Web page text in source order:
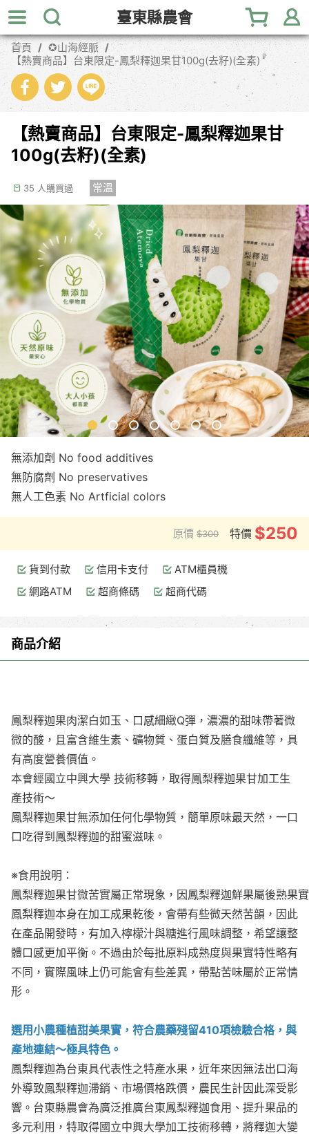
跳
到
主
內
臺東縣農會
首頁
✪山海經脈
【熱賣商品】台東限定-鳳梨釋迦果甘100g(去籽)(全素)
【熱賣商品】台東限定-鳳梨釋迦果甘
100g(去籽)(全素)
35 人購買過 常溫
無添加劑 No food additives
無防腐劑 No preservatives
無人工色素 No Artficial colors
原價 $300 特價 $250
貨到付款 信用卡支付
ATM櫃員機
網路ATM
超商條碼 超商代碼
商品介紹
鳳梨釋迦果肉潔白如玉、口感細緻Q彈，濃濃的甜味帶著微
微的酸，且富含維生素、礦物質、蛋白質及膳食纖維等，具
有高度營養價值。
本會經國立中興大學 技術移轉，取得鳳梨釋迦果甘加工生
產技術～
鳳梨釋迦果甘無添加任何化學物質，簡單原味最天然，一口
口吃得到鳳梨釋迦的甜蜜滋味。
※食用說明：
鳳梨釋迦果甘微苦實屬正常現象，因鳳梨釋迦鮮果屬後熟果
鳳梨釋迦本身在加工成果乾後，會帶有些微天然苦韻，因此
在產品開發時，有加入檸檬汁與糖進行風味調整，希望讓整
體口感更加平衡。不過由於每批原料成熟度與果實特性略有
不同，實際風味上仍可能會有些差異，帶點苦味屬於正常情
形。
選用小農種植甜美果實，符合農藥殘留410項檢驗合格，與
產地連結～極具特色。
鳳梨釋迦為台東具代表性之特產水果，近年來因無法出口海
外導致鳳梨釋迦滯銷、市場價格跌價，農民生計因此深受影
響。台東縣農會為廣泛推廣台東鳳梨釋迦食用、提升果品的
多元利用，特取得國立中興大學加工技術移轉，將釋迦大變